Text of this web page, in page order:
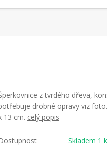
z tvrdého dřeva,
drobné opravy viz
13 cm. celý popis
Skladem 1